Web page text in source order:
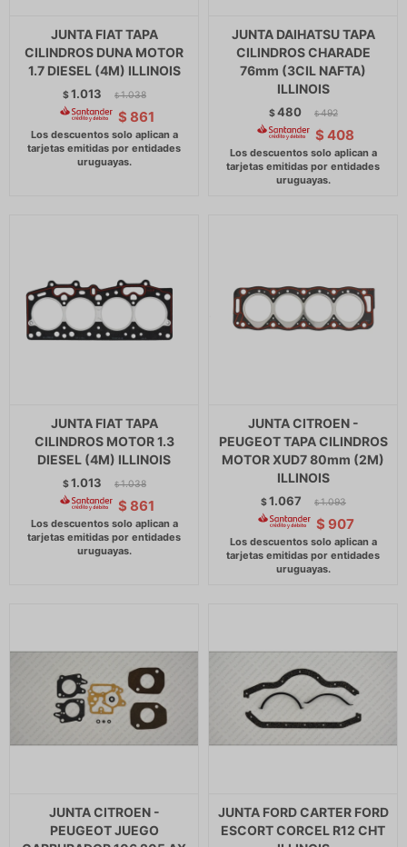
JUNTA FIAT TAPA
CILINDROS DUNA MOTOR
1.7 DIESEL (4M) ILLINOIS
$1.013 $ 1.038
$ 861
JUNTA DAIHATSU TAPA
CILINDROS CHARADE
76mm (3CIL NAFTA)
ILLINOIS
$480 $ 492
$ 408
JUNTA FIAT TAPA
CILINDROS MOTOR 1.3
DIESEL (4M) ILLINOIS
$1.013 $ 1.038
$ 861
JUNTA CITROEN -
PEUGEOT TAPA CILINDROS
MOTOR XUD7 80mm (2M)
ILLINOIS
$1.067 $ 1.093
$ 907
JUNTA CITROEN -
PEUGEOT JUEGO
JUNTA FORD CARTER FORD
ESCORT CORCEL R12 CHT